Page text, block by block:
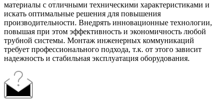
материалы с отличными техническими характеристиками и
искать оптимальные решения для повышения
производительности. Внедрять инновационные технологии,
повышая при этом эффективность и экономичность любой
трубной системы. Монтаж инженерных коммуникаций
требует профессионального подхода, т.к. от этого зависит
надежность и стабильная эксплуатация оборудования.